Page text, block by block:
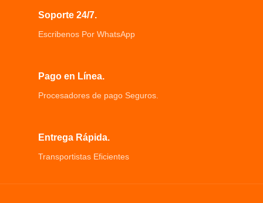
Ruedas dobles delanteras y
Soporte 24/7.
Escribenos Por WhatsApp
Pago en Línea.
Procesadores de pago Seguros.
Entrega Rápida.
Transportistas Eficientes